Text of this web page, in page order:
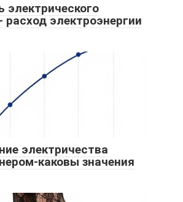
расход электроэнергии
электричества
каковы значения